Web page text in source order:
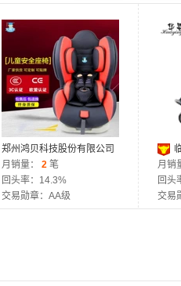
郑州鸿贝科技股份有限公司
月销量： 2 笔
回头率：14.3%
交易勋章：AA级
限公
月销
回头
交易